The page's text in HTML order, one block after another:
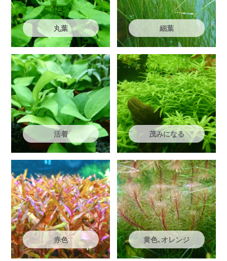
丸葉 細葉
活着 茂みになる
赤色 黄色､オレンジ